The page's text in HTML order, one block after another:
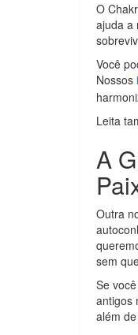
O
ajuda a
Você
Nossos
Leita
A
Outra
sem
Se
antigos
além